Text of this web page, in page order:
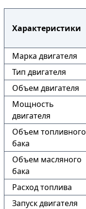
Характеристики
Марка двигателя
Тип двигателя
Объем двигателя
Мощность
двигателя
Объем топливного
бака
Объем масляного
бака
Расход топлива
Запуск двигателя